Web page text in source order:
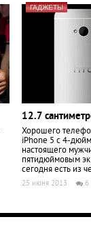
ГАДЖЕТЫ
12.7
Хорошего
iPhone 5 с 4-
настоящего
пятидюймовым
сегодня есть из
25 июня 2013 6